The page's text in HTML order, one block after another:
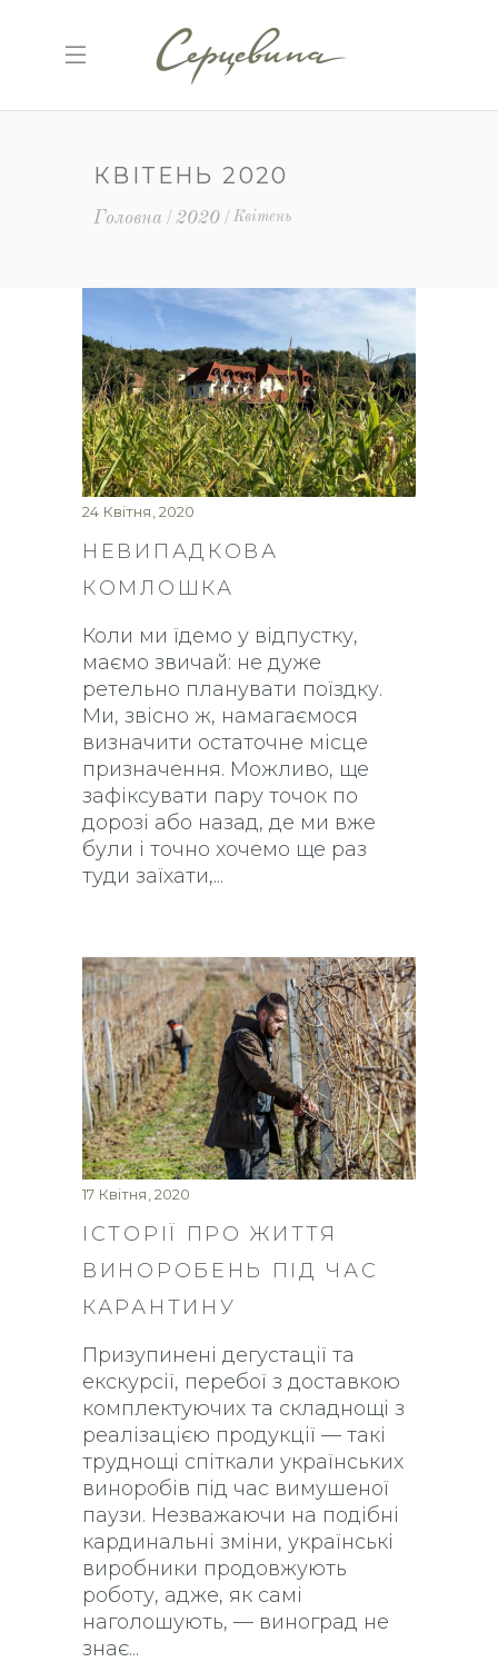
КВІТЕНЬ 2020
Головна 2020 Квітень
24 Квітня, 2020
НЕВИПАДКОВА
КОМЛОШКА
Коли ми їдемо у відпустку,
маємо звичай: не дуже
ретельно планувати поїздку.
Ми, звісно ж, намагаємося
визначити остаточне місце
призначення. Можливо, ще
зафіксувати пару точок по
дорозі або назад, де ми вже
були і точно хочемо ще раз
туди заїхати,
17 Квітня, 2020
ІСТОРІЇ ПРО ЖИТТЯ
ВИНОРОБЕНЬ ПІД ЧАС
КАРАНТИНУ
Призупинені дегустації та
екскурсії, перебої з доставкою
комплектуючих та складнощі з
реалізацією продукції — такі
труднощі спіткали українських
виноробів під час вимушеної
паузи. Незважаючи на подібні
кардинальні зміни, українські
виробники продовжують
роботу, адже, як самі
наголошують, — виноград не
знає